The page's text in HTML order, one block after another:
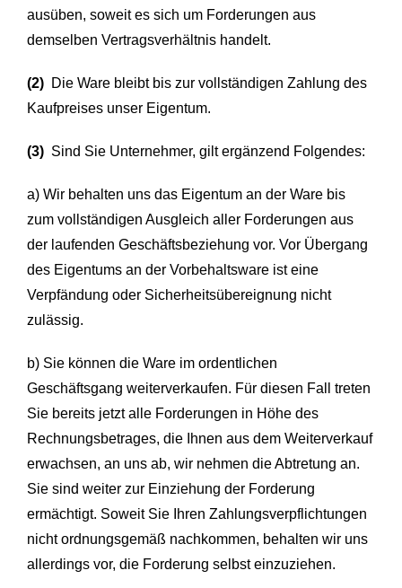
ausüben, soweit es sich um Forderungen aus
demselben Vertragsverhältnis handelt.
(2)Die Ware bleibt bis zur vollständigen Zahlung des
Kaufpreises unser Eigentum.
(3)Sind Sie Unternehmer, gilt ergänzend Folgendes:
a) Wir behalten uns das Eigentum an der Ware bis
zum vollständigen Ausgleich aller Forderungen aus
der laufenden Geschäftsbeziehung vor. Vor Übergang
des Eigentums an der Vorbehaltsware ist eine
Verpfändung oder Sicherheitsübereignung nicht
zulässig.
b) Sie können die Ware im ordentlichen
Geschäftsgang weiterverkaufen. Für diesen Fall treten
Sie bereits jetzt alle Forderungen in Höhe des
Rechnungsbetrages, die Ihnen aus dem Weiterverkauf
erwachsen, an uns ab, wir nehmen die Abtretung an.
Sie sind weiter zur Einziehung der Forderung
ermächtigt. Soweit Sie Ihren Zahlungsverpflichtungen
nicht ordnungsgemäß nachkommen, behalten wir uns
allerdings vor, die Forderung selbst einzuziehen.